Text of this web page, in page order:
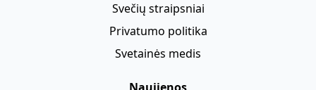
Svečių straipsniai
Privatumo politika
Svetainės medis